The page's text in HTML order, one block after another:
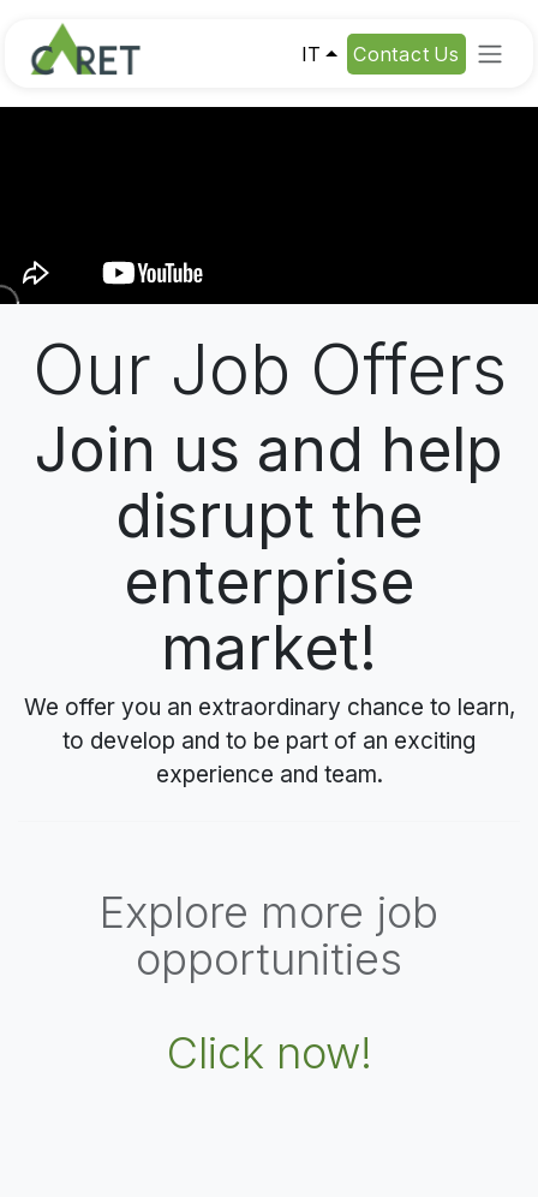
IT Contact Us
Our Job Offers
Join us and help
disrupt the
enterprise
market!
We offer you an extraordinary chance to learn,
to develop and to be part of an exciting
experience and team.
Explore more job
opportunities
Click now!